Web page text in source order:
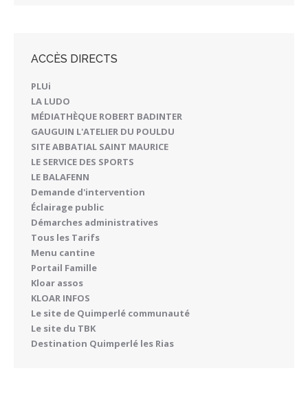
ACCÈS DIRECTS
PLUi
LA LUDO
MÉDIATHÈQUE ROBERT BADINTER
GAUGUIN L'ATELIER DU POULDU
SITE ABBATIAL SAINT MAURICE
LE SERVICE DES SPORTS
LE BALAFENN
Demande d'intervention
Éclairage public
Démarches administratives
Tous les Tarifs
Menu cantine
Portail Famille
Kloar assos
KLOAR INFOS
Le site de Quimperlé communauté
Le site du TBK
Destination Quimperlé les Rias